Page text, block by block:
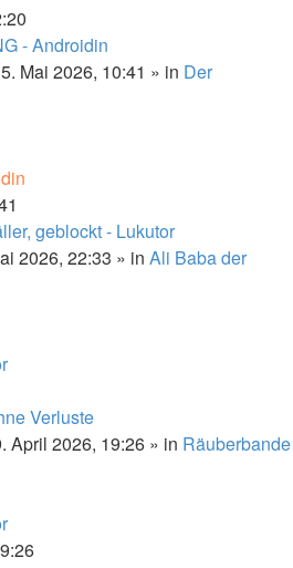
- Androidin
Mai 2026, 10:41 » in Der
geblockt - Lukutor
2026, 22:33 » in Ali Baba der
Verluste
April 2026, 19:26 » in Räuberbande